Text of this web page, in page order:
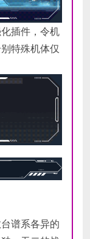
插件，令机
特殊机体仅
谱系各异的